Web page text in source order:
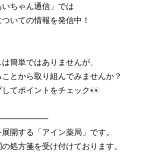
ちゃん通信」では
いての情報を発信中！
簡単ではありませんが、
とから取り組んでみませんか？
してポイントをチェック👀
開する「アイン薬局」です。
処方箋を受け付けております。